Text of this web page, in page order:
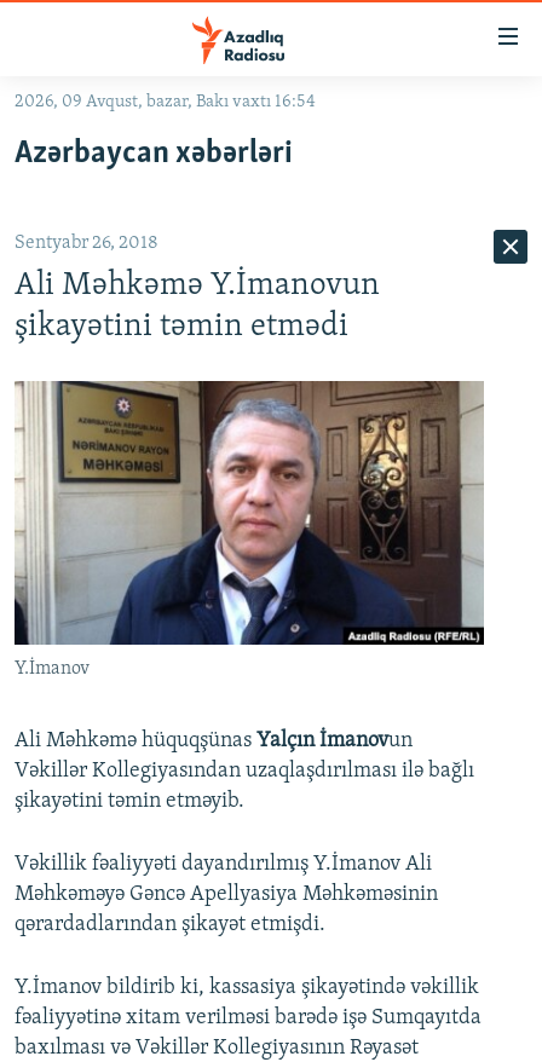
Əsas
qayıt
qayıt
Axtarışa
keç
#ƏSLINDƏ
QANUNI DOĞRU
ARAŞDIRMA
MULTIMEDIA
VIDEO
İNFOQRAFIKA
KARIKATURA
RADIO ARXIV
AZƏRBAYCAN ƏDƏBIYYATI KITABXANASI
İSLAM VƏ DEMOKRATIYA
MISSIYAMIZ
PEŞƏ ETIKASI VƏ JURNALISTIKA STANDARTLARIMIZ
BIZIMLƏ ƏLAQƏ
XƏBƏR BÜLLETENLƏRIMIZ
BIZI IZLƏ
2026, 09 Avqust, bazar, Bakı vaxtı 16:54
Azərbaycan xəbərləri
Sentyabr 26, 2018
Ali Məhkəmə Y.İmanovun
şikayətini təmin etmədi
Y.İmanov
Ali Məhkəmə hüquqşünas Yalçın İmanovun
Vəkillər Kollegiyasından uzaqlaşdırılması ilə bağlı
şikayətini təmin etməyib.
Vəkillik fəaliyyəti dayandırılmış Y.İmanov Ali
Məhkəməyə Gəncə Apellyasiya Məhkəməsinin
qərardadlarından şikayət etmişdi.
Y.İmanov bildirib ki, kassasiya şikayətində vəkillik
fəaliyyətinə xitam verilməsi barədə işə Sumqayıtda
baxılması və Vəkillər Kollegiyasının Rəyasət